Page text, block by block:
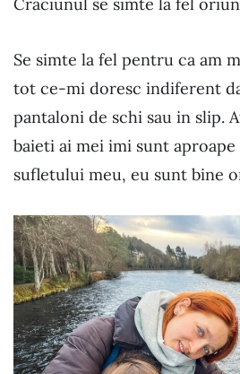
Se simte la fel pentru ca am
tot ce-mi doresc indiferent
pantaloni de schi sau in slip.
baieti ai mei imi sunt
sufletului meu, eu sunt bine